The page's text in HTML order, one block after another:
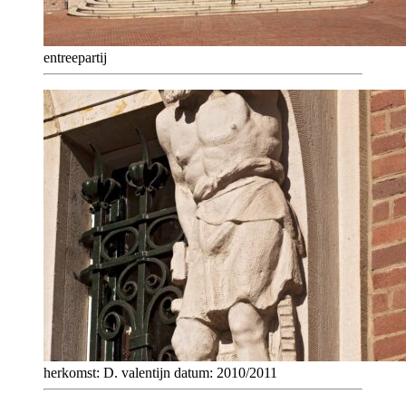
entreepartij
herkomst: D. valentijn datum: 2010/2011